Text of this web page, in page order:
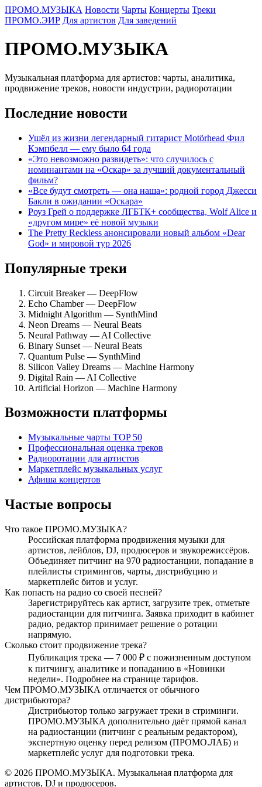
ПРОМО.МУЗЫКА Новости Чарты Концерты Треки
ПРОМО.ЭИР Для артистов Для заведений
ПРОМО.МУЗЫКА
Музыкальная платформа для артистов: чарты, аналитика,
продвижение треков, новости индустрии, радиоротации
Последние новости
Ушёл из жизни легендарный гитарист Motörhead Фил
Кэмпбелл — ему было 64 года
«Это невозможно развидеть»: что случилось с
номинантами на «Оскар» за лучший документальный
фильм?
«Все будут смотреть — она наша»: родной город Джесси
Бакли в ожидании «Оскара»
Роуз Грей о поддержке ЛГБТК+ сообщества, Wolf Alice и
«другом мире» её новой музыки
The Pretty Reckless анонсировали новый альбом «Dear
God» и мировой тур 2026
Популярные треки
Circuit Breaker — DeepFlow
Echo Chamber — DeepFlow
Midnight Algorithm — SynthMind
Neon Dreams — Neural Beats
Neural Pathway — AI Collective
Binary Sunset — Neural Beats
Quantum Pulse — SynthMind
Silicon Valley Dreams — Machine Harmony
Digital Rain — AI Collective
Artificial Horizon — Machine Harmony
Возможности платформы
Музыкальные чарты TOP 50
Профессиональная оценка треков
Радиоротации для артистов
Маркетплейс музыкальных услуг
Афиша концертов
Частые вопросы
Что такое ПРОМО.МУЗЫКА?
Российская платформа продвижения музыки для
артистов, лейблов, DJ, продюсеров и звукорежиссёров.
Объединяет питчинг на 970 радиостанции, попадание в
плейлисты стримингов, чарты, дистрибуцию и
маркетплейс битов и услуг.
Как попасть на радио со своей песней?
Зарегистрируйтесь как артист, загрузите трек, отметьте
радиостанции для питчинга. Заявка приходит в кабинет
радио, редактор принимает решение о ротации
напрямую.
Сколько стоит продвижение трека?
Публикация трека — 7 000 ₽ с пожизненным доступом
к питчингу, аналитике и попаданию в «Новинки
недели». Подробнее на странице тарифов.
Чем ПРОМО.МУЗЫКА отличается от обычного
дистрибьютора?
Дистрибьютор только загружает треки в стриминги.
ПРОМО.МУЗЫКА дополнительно даёт прямой канал
на радиостанции (питчинг с реальным редактором),
экспертную оценку перед релизом (ПРОМО.ЛАБ) и
маркетплейс услуг для подготовки трека.
© 2026 ПРОМО.МУЗЫКА. Музыкальная платформа для
артистов, DJ и продюсеров.